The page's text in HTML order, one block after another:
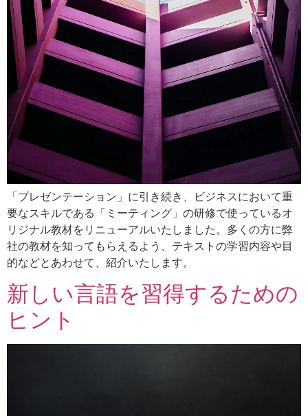
「プレゼンテーション」に引き続き、ビジネスにおいて重
要なスキルである「ミーティング」の研修で使っているオ
リジナル教材をリニューアルいたしました。多くの方に弊
社の教材を知ってもらえるよう、テキストの学習内容や目
的などとあわせて、紹介いたします。
新しい言語を習得するための
ヒント